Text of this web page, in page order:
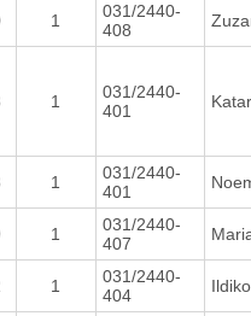
1
031/2440-
408
1
031/2440-
401
1
031/2440-
401
1
031/2440-
407
1
031/2440-
404